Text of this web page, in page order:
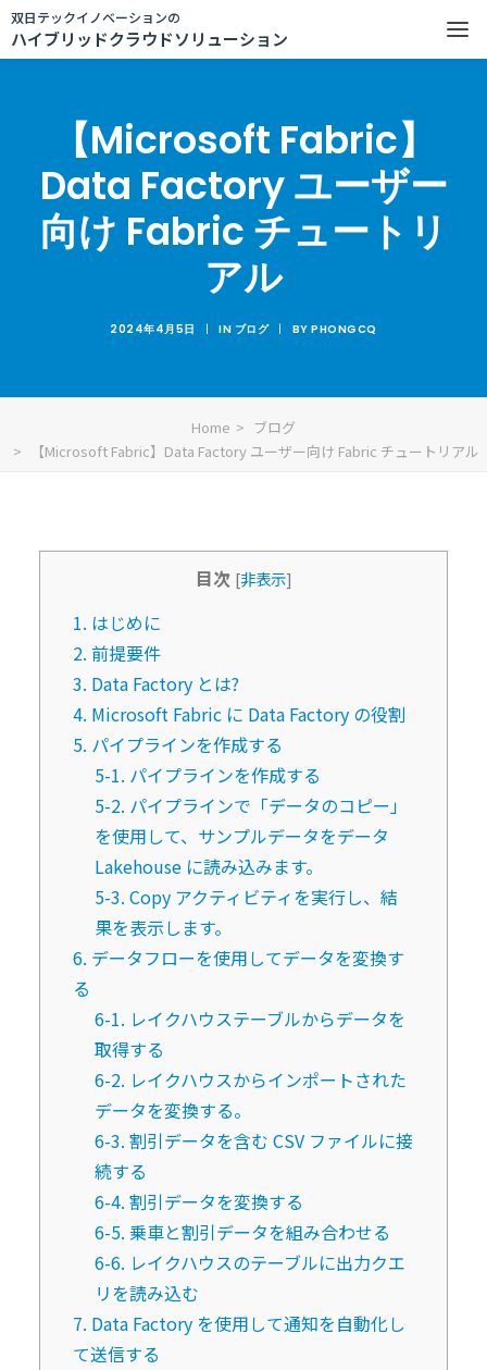
双日テックイノベーションの
ハイブリッドクラウドソリューション
【Microsoft Fabric】
Data Factory ユーザー
向け Fabric チュートリ
アル
2024年4月5日 | IN ブログ | BYPHONGCQ
Home
ブログ
【Microsoft Fabric】Data Factory ユーザー向け Fabric チュートリアル
目次 [非表示]
1. はじめに
2. 前提要件
3. Data Factory とは?
4. Microsoft Fabric に Data Factory の役割
5. パイプラインを作成する
5-1. パイプラインを作成する
5-2. パイプラインで「データのコピー」
を使用して、サンプルデータをデータ
Lakehouse に読み込みます。
5-3. Copy アクティビティを実行し、結
果を表示します。
6. データフローを使用してデータを変換す
る
6-1. レイクハウステーブルからデータを
取得する
6-2. レイクハウスからインポートされた
データを変換する。
6-3. 割引データを含む CSV ファイルに接
続する
6-4. 割引データを変換する
6-5. 乗車と割引データを組み合わせる
6-6. レイクハウスのテーブルに出力クエ
リを読み込む
7. Data Factory を使用して通知を自動化し
て送信する